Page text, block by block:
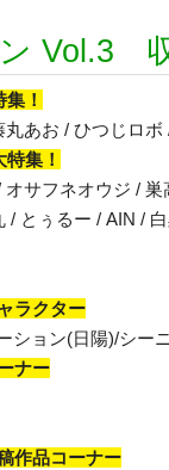
Vol.3
！
あお / ひつじロ
集！
サフネオウジ /
/ とぅるー / AIN /
ラクター
ション(日陽)/シー
ナー
作品コーナー